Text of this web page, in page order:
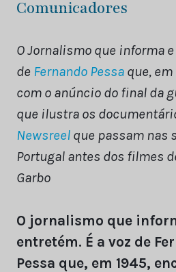
Comunicadores
O Jornalismo que informa
de Fernando Pessa que, em
com o anúncio do final da
que ilustra os
Newsreel que passam nas
Portugal antes dos filmes
Garbo
O jornalismo que
entretém. É a voz de
Pessa que, em 1945,